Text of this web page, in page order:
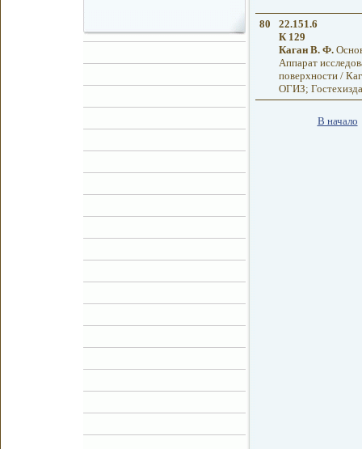
80
22.151.6
К 129
Каган В. Ф.
Аппарат
поверхности /
ОГИЗ;
В начало